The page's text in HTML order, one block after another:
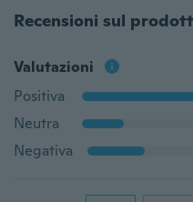
Recensioni sul
Valutazioni
Positiva
Neutra
Negativa